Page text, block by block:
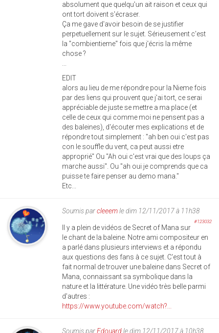
absolument que quelqu'un ait raison et ceux qui
ont tort doivent s'écraser.
Ça me gave d'avoir besoin de se justifier
perpetuellement sur le sujet. Sérieusement c'est
la "combientieme" fois que j'écris la même
chose ?
...
EDIT
alors au lieu de me répondre pour la Nieme fois
par des liens qui prouvent que j'ai tort, ce serai
appréciable de juste se mettre a ma place (et
celle de ceux qui comme moi ne pensent pas a
des baleines), d'écouter mes explications et de
répondre tout simplement : "ah ben oui c'est pas
con le souffle du vent, ca peut aussi etre
approprié" Ou "Ah oui c'est vrai que des loups ça
marche aussi". Ou "ah oui je comprends que ca
puisse te faire penser au demo mana."
Etc...
Soumis parcleeemle dim 12/11/2017 à 11h38
#123032
Il y a plein de vidéos de Secret of Mana sur
le chant de la baleine. Notre ami compositeur en
a parlé dans plusieurs interviews et a répondu
aux questions des fans à ce sujet. C'est tout à
fait normal de trouver une baleine dans Secret of
Mana, connaissant sa symbolique dans la
nature et la littérature. Une vidéo très belle parmi
d'autres :
https://www.youtube.com/watch?...
Soumis parEdouardle dim 12/11/2017 à 10h38